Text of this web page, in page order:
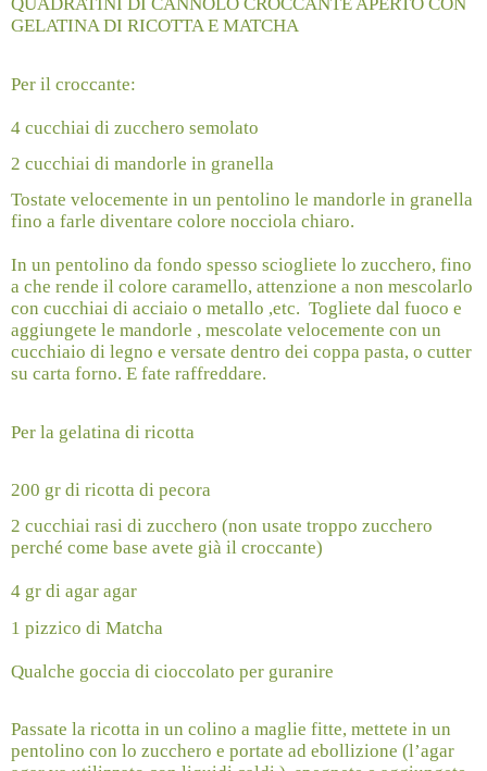
GELATINA DI RICOTTA E MATCHA
Per il croccante:
4 cucchiai di zucchero semolato
2 cucchiai di mandorle in granella
Tostate velocemente in un pentolino le mandorle in granella
fino a farle diventare colore nocciola chiaro.
In un pentolino da fondo spesso sciogliete lo zucchero, fino
a che rende il colore caramello, attenzione a non mescolarlo
con cucchiai di acciaio o metallo ,etc. Togliete dal fuoco e
aggiungete le mandorle , mescolate velocemente con un
cucchiaio di legno e versate dentro dei coppa pasta, o cutter
su carta forno. E fate raffreddare.
Per la gelatina di ricotta
200 gr di ricotta di pecora
2 cucchiai rasi di zucchero (non usate troppo zucchero
perché come base avete già il croccante)
4 gr di agar agar
1 pizzico di Matcha
Qualche goccia di cioccolato per guranire
Passate la ricotta in un colino a maglie fitte, mettete in un
pentolino con lo zucchero e portate ad ebollizione (l’agar